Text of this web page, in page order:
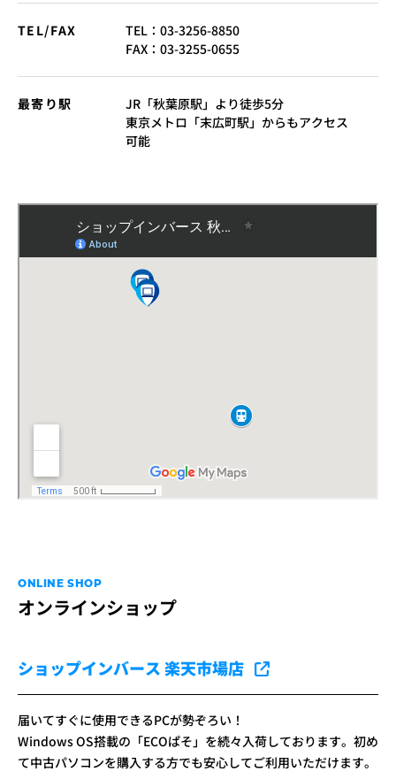
TEL/FAX TEL：03-3256-8850
FAX：03-3255-0655
最寄り駅
JR「秋葉原駅」より徒歩5分
東京メトロ「末広町駅」からもアクセス
可能
ONLINE SHOP
オンラインショップ
ショップインバース 楽天市場店
届いてすぐに使用できるPCが勢ぞろい！
Windows OS搭載の「ECOぱそ」を続々入荷しております。初め
て中古パソコンを購入する方でも安心してご利用いただけます。